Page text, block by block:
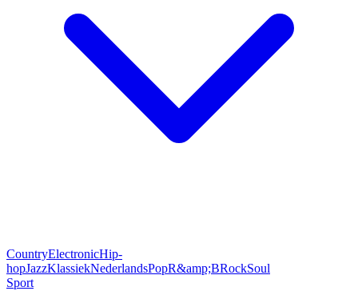
CountryElectronicHip-
hopJazzKlassiekNederlandsPopR&amp;BRockSoul
Sport